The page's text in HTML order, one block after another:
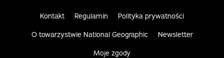
Kontakt Regulamin Polityka prywatności
O towarzystwie National Geographic Newsletter
Moje zgody